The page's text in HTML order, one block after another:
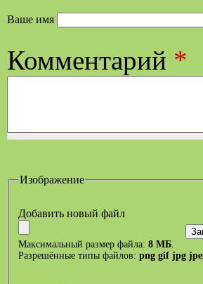
Ваше имя
Комментарий *
Изображение
Добавить новый файл
Максимальный размер файла: 8 МБ
Разрешённые типы файлов: png gif jpg